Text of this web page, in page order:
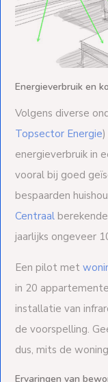
Energieverbruik en
Volgens diverse
Topsector Energie
energieverbruik in
vooral bij goed
bespaarden
Centraal
jaarlijks ongeveer
Een pilot met
in 20
installatie van
de voorspelling.
dus, mits de
Ervaringen van